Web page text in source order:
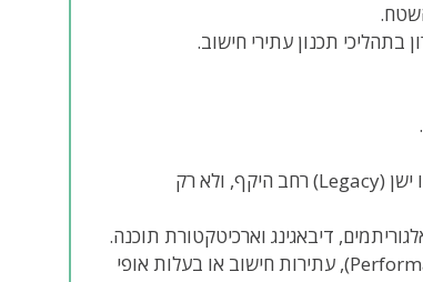
יכולת מוכחת להגיע לפרודוקטיביות גבוהה בתוך קוד-בייס קיים או ישן (Legacy) רחב היקף, ולא רק
ניסיון בעבודה על אפליקציות רגישות לביצועים (Performance-sensitive), עתירות חישוב או בעלות אופי